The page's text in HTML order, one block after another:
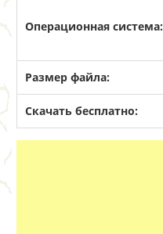
Операционная система:
Размер файла:
Скачать бесплатно: